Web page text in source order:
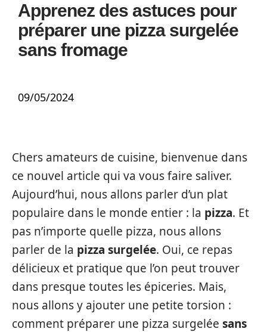
Apprenez des astuces pour
préparer une pizza surgelée
sans fromage
09/05/2024
Chers amateurs de cuisine, bienvenue dans
ce nouvel article qui va vous faire saliver.
Aujourd’hui, nous allons parler d’un plat
populaire dans le monde entier : la pizza. Et
pas n’importe quelle pizza, nous allons
parler de la pizza surgelée. Oui, ce repas
délicieux et pratique que l’on peut trouver
dans presque toutes les épiceries. Mais,
nous allons y ajouter une petite torsion :
comment préparer une pizza surgelée sans